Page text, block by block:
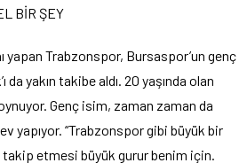
BİR ŞEY
yapan Trabzonspor, Bursaspor’un genç
da yakın takibe aldı. 20 yaşında olan
Genç isim, zaman zaman da
yapıyor. “Trabzonspor gibi büyük bir
etmesi büyük gurur benim için.